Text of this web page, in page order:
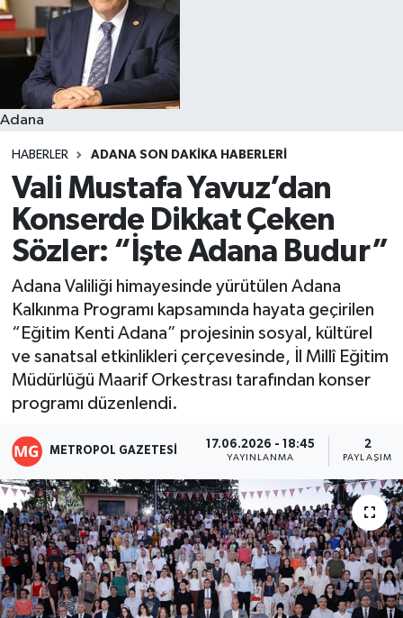
Adana
HABERLER ADANA SON DAKIKA HABERLERI
Vali Mustafa Yavuz’dan
Konserde Dikkat Çeken
Sözler: “İşte Adana Budur”
Adana Valiliği himayesinde yürütülen Adana
Kalkınma Programı kapsamında hayata geçirilen
“Eğitim Kenti Adana” projesinin sosyal, kültürel
ve sanatsal etkinlikleri çerçevesinde, İl Millî Eğitim
Müdürlüğü Maarif Orkestrası tarafından konser
programı düzenlendi.
METROPOL GAZETESI 17.06.2026 - 18:45
YAYINLANMA
2
PAYLAŞIM
Resmi İlanlar